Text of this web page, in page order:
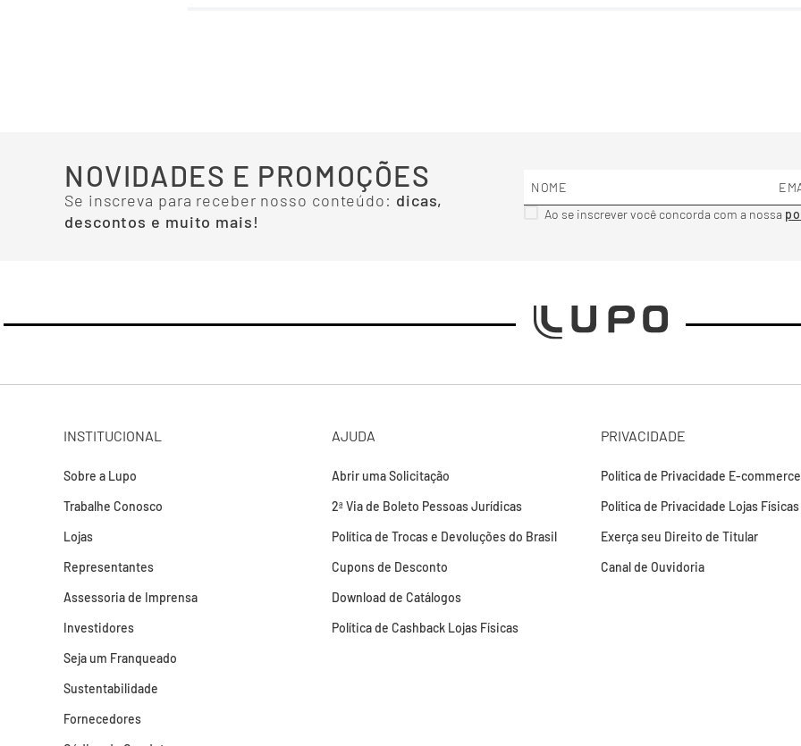
NOVIDADES E PROMOÇÕES
Se inscreva para receber nosso conteúdo: dicas,
descontos e muito mais!
Ao se inscrever você concorda com a nossa
INSTITUCIONAL
Sobre a Lupo
Trabalhe Conosco
Lojas
Representantes
Assessoria de Imprensa
Investidores
Seja um Franqueado
Sustentabilidade
Fornecedores
AJUDA
Abrir uma Solicitação
2ª Via de Boleto Pessoas Jurídicas
Política de Trocas e Devoluções do Brasil
Cupons de Desconto
Download de Catálogos
Política de Cashback Lojas Físicas
PRIVACIDADE
Política de Privacidade E-commerce
Política de Privacidade Lojas Físicas
Exerça seu Direito de Titular
Canal de Ouvidoria